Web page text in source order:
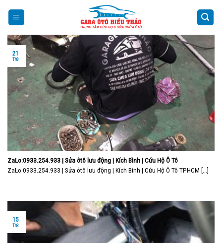
ZaLo:0933.254.933 | Sửa ôtô lưu động | Kích Bình | Cứu Hộ Ô Tô
ZaLo:0933.254.933 | Sửa ôtô lưu động | Kích Bình | Cứu Hộ Ô Tô TPHCM [...]
21
Th8
15
Th8